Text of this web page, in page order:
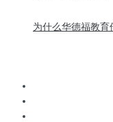
为什么华德福教育